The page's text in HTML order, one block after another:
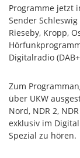
Programme jetzt
Sender
Rieseby, Kropp,
Digitalradio
Zum
über UKW
Nord, NDR 2,
exklusiv im
Spezial zu hören.